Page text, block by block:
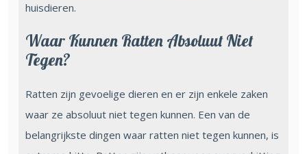
huisdieren.
Waar Kunnen Ratten Absoluut Niet
Tegen?
Ratten zijn gevoelige dieren en er zijn enkele zaken
waar ze absoluut niet tegen kunnen. Een van de
belangrijkste dingen waar ratten niet tegen kunnen, is